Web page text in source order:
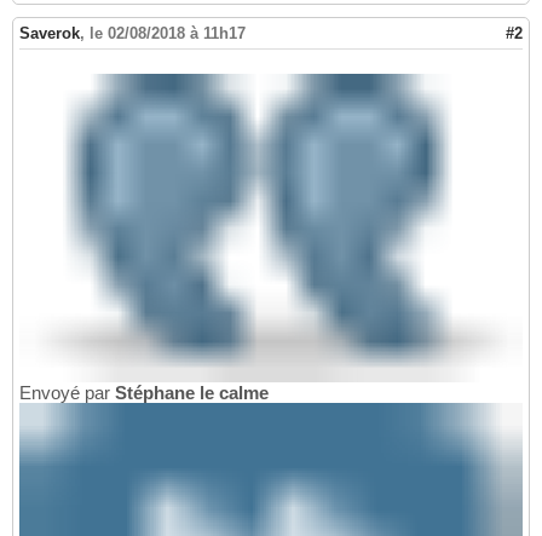
Saverok, le 02/08/2018 à 11h17 #2
Envoyé par Stéphane le calme